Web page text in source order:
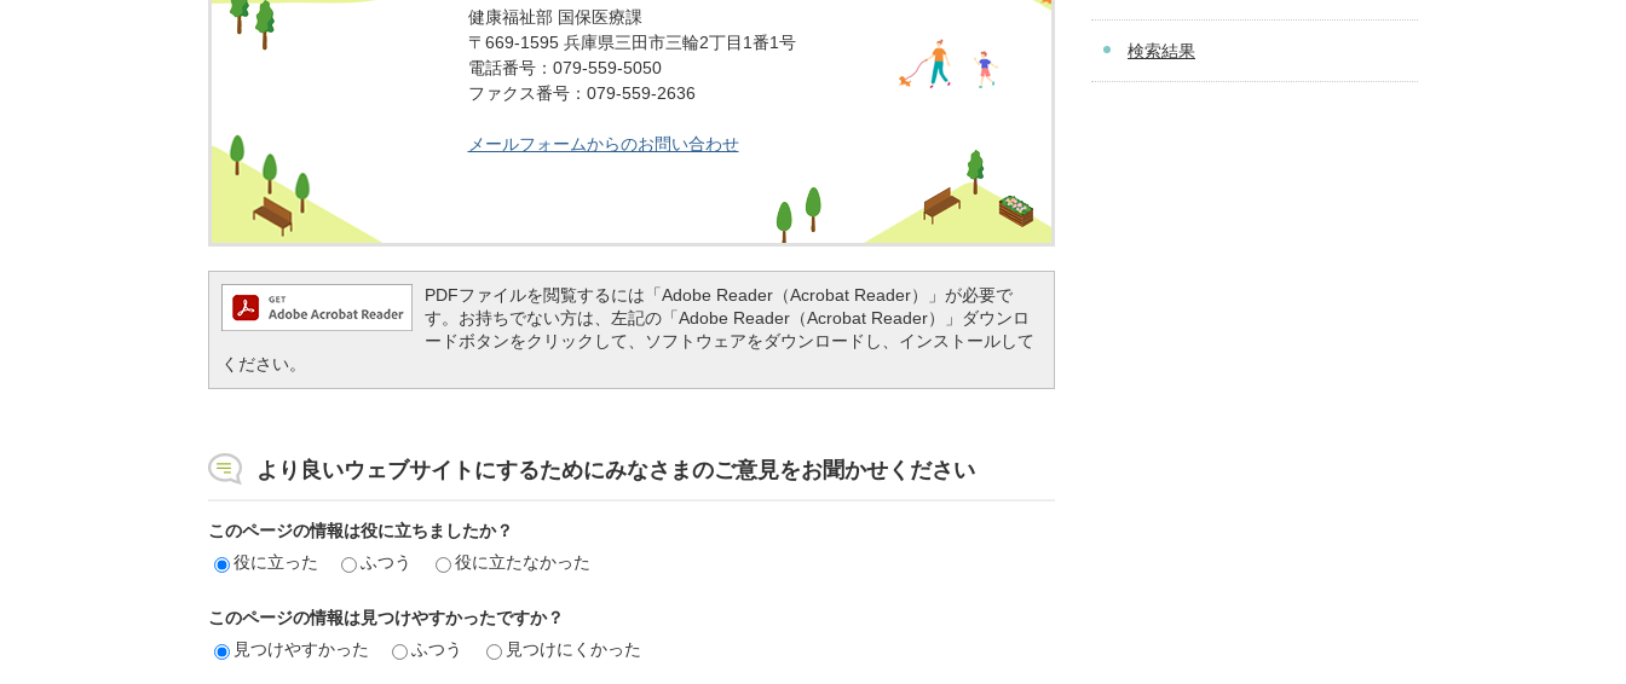
健康福祉部 国保医療課
〒669-1595 兵庫県三田市三輪2丁目1番1号
電話番号：079-559-5050
ファクス番号：079-559-2636
メールフォームからのお問い合わせ
PDFファイルを閲覧するには「Adobe Reader（Acrobat Reader）」が必要で
す。お持ちでない方は、左記の「Adobe Reader（Acrobat Reader）」ダウンロ
ードボタンをクリックして、ソフトウェアをダウンロードし、インストールして
ください。
より良いウェブサイトにするためにみなさまのご意見をお聞かせください
このページの情報は役に立ちましたか？
役に立った
ふつう 役に立たなかった
このページの情報は見つけやすかったですか？
見つけやすかった
ふつう 見つけにくかった
検索結果